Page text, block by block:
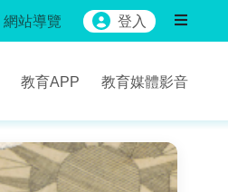
網站導覽 登入
教育APP 教育媒體影音